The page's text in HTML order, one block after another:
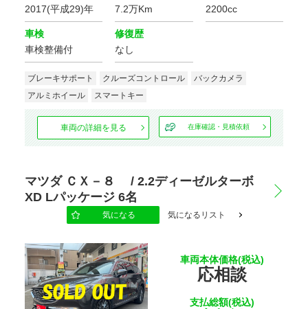
2017(平成29)年
7.2万Km
2200cc
車検
車検整備付
修復歴
なし
ブレーキサポート クルーズコントロール
バックカメラ
アルミホイール
スマートキー
車両の詳細を見る 在庫確認・見積依頼
マツダ ＣＸ－８ / 2.2ディーゼルターボ
XD Lパッケージ 6名
気になる 気になるリスト
車両本体価格(税込)
応相談
支払総額(税込)